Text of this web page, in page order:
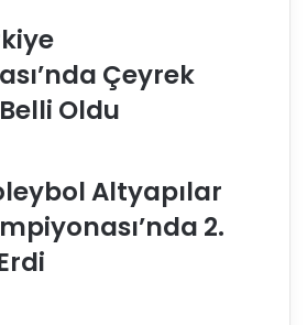
i
S
i
r
t
a
Çeyrek
Oldu
Altyapılar
2.